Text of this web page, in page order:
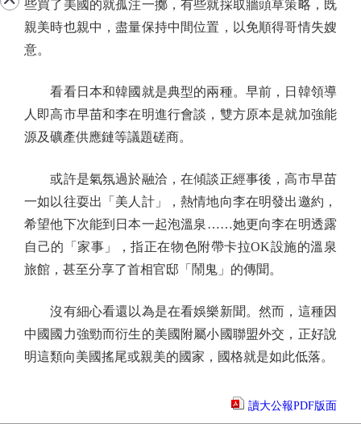
些買了美國的就孤注一擲，有些就採取牆頭草策略，既
親美時也親中，盡量保持中間位置，以免順得哥情失嫂
意。
看看日本和韓國就是典型的兩種。早前，日韓領導
人即高市早苗和李在明進行會談，雙方原本是就加強能
源及礦產供應鏈等議題磋商。
或許是氣氛過於融洽，在傾談正經事後，高市早苗
一如以往耍出「美人計」，熱情地向李在明發出邀約，
希望他下次能到日本一起泡溫泉……她更向李在明透露
自己的「家事」，指正在物色附帶卡拉OK設施的溫泉
旅館，甚至分享了首相官邸「鬧鬼」的傳聞。
沒有細心看還以為是在看娛樂新聞。然而，這種因
中國國力強勁而衍生的美國附屬小國聯盟外交，正好說
明這類向美國搖尾或親美的國家，國格就是如此低落。
讀大公報PDF版面